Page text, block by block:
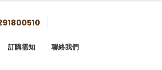
訂購需知 聯絡我們